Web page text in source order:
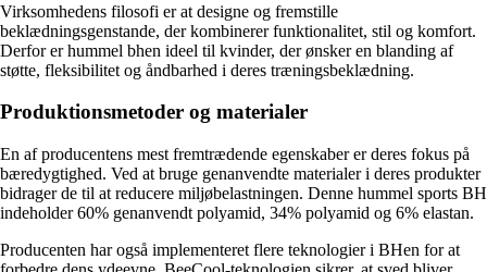
Virksomhedens filosofi er at designe og fremstille
beklædningsgenstande, der kombinerer funktionalitet, stil og komfort.
Derfor er hummel bhen ideel til kvinder, der ønsker en blanding af
støtte, fleksibilitet og åndbarhed i deres træningsbeklædning.
Produktionsmetoder og materialer
En af producentens mest fremtrædende egenskaber er deres fokus på
bæredygtighed. Ved at bruge genanvendte materialer i deres produkter
bidrager de til at reducere miljøbelastningen. Denne hummel sports BH
indeholder 60% genanvendt polyamid, 34% polyamid og 6% elastan.
Producenten har også implementeret flere teknologier i BHen for at